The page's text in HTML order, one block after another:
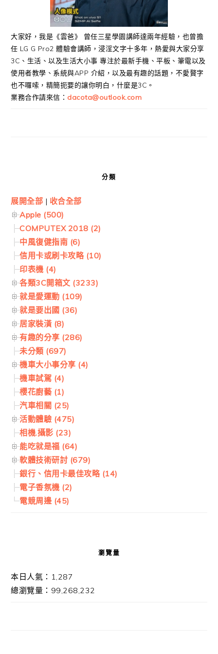
大家好，我是《雲爸》 曾任三星學園講師達兩年經驗，也曾擔
任 LG G Pro2 體驗會講師，浸淫文字十多年，熱愛與大家分享
3C、生活、以及生活大小事 專注於最新手機、平板、筆電以及
使用者教學、系統與APP 介紹，以及最有趣的話題，不愛贅字
也不囉嗦，精簡扼要的讓你明白，什麼是3C。
業務合作請來信： dacota@outlook.com
分類
展開全部 | 收合全部
Apple (500)
COMPUTEX 2018 (2)
中風復健指南 (6)
信用卡或刷卡攻略 (10)
印表機 (4)
各類3C開箱文 (3233)
就是愛運動 (109)
就是要出國 (36)
居家裝潢 (8)
有趣的分享 (286)
未分類 (697)
機車大小事分享 (4)
機車試駕 (4)
櫻花廚藝 (1)
汽車相關 (25)
活動體驗 (475)
相機.攝影 (23)
能吃就是福 (64)
軟體技術研討 (679)
銀行、信用卡最佳攻略 (14)
電子香氛機 (2)
電競周邊 (45)
瀏覽量
本日人氣：1,287
總瀏覽量：99,268,232